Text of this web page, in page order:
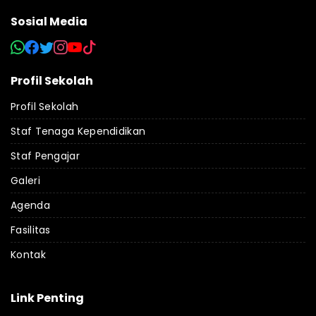
Sosial Media
Profil Sekolah
Profil Sekolah
Staf Tenaga Kependidikan
Staf Pengajar
Galeri
Agenda
Fasilitas
Kontak
Link Penting